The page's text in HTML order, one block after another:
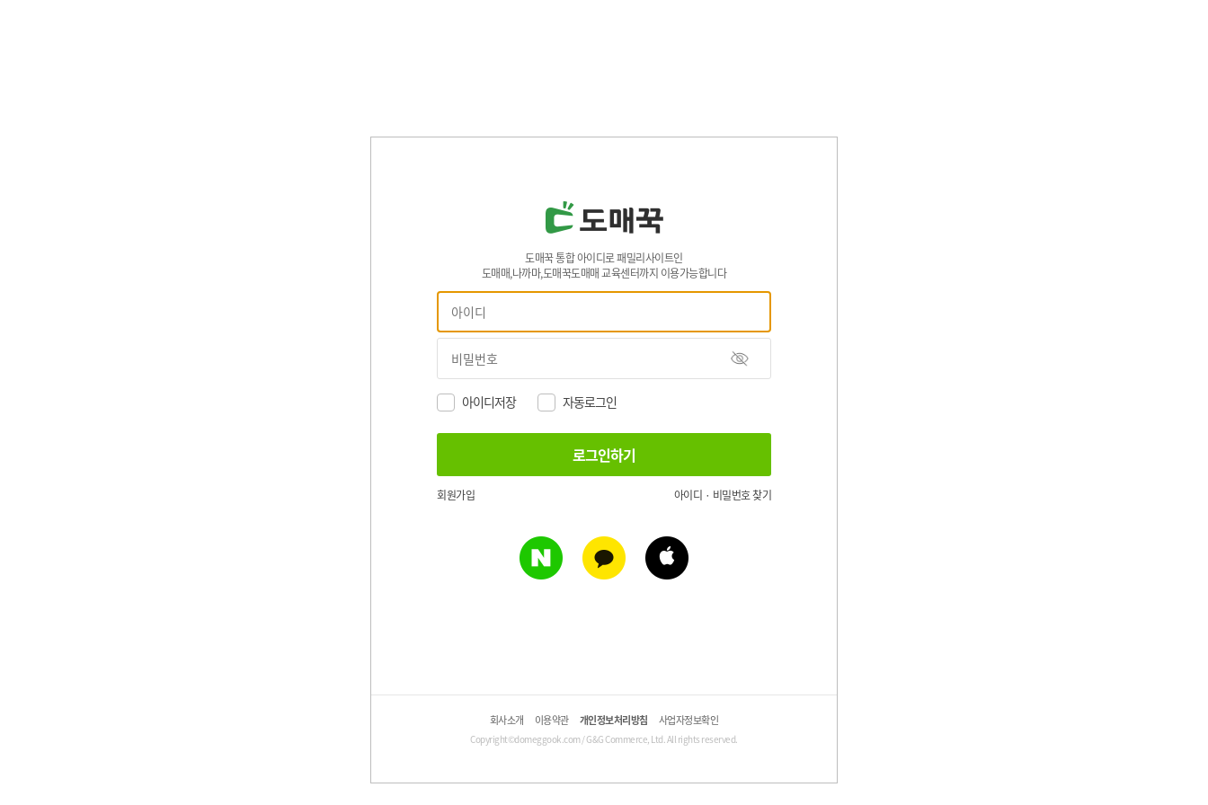
도매꾹 통합 아이디로 패밀리사이트인
도매매,나까마,도매꾹도매매 교육센터까지 이용가능합니다
아이디저장 자동로그인
회원가입 아이디 · 비밀번호 찾기
회사소개 이용약관 개인정보처리방침 사업자정보확인
Copyright©domeggook.com / G&G Commerce, Ltd. All rights reserved.